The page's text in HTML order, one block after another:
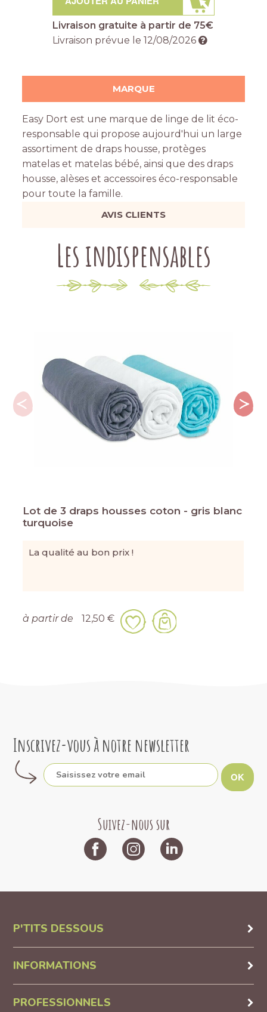
Livraison gratuite à partir de 75€
Livraison prévue le 12/08/2026
MARQUE
Easy Dort est une marque de linge de lit éco-
responsable qui propose aujourd'hui un large
assortiment de draps housse, protèges
matelas et matelas bébé, ainsi que des draps
housse, alèses et accessoires éco-responsable
pour toute la famille.
AVIS CLIENTS
Les indispensables
Lot de 3 draps housses coton - gris blanc
turquoise
La qualité au bon prix !
à partir de 12,50 €
Inscrivez-vous à notre newsletter
OK
Suivez-nous sur
P'TITS DESSOUS
INFORMATIONS
PROFESSIONNELS